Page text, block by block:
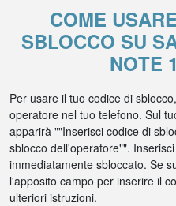
COME
SBLOCCO SU
NOTE
Per usare il tuo codice di
operatore nel tuo telefono. Sul
apparirà ""Inserisci codice di
sblocco dell'operatore"".
immediatamente sbloccato. Se
l'apposito campo per inserire il
ulteriori istruzioni.